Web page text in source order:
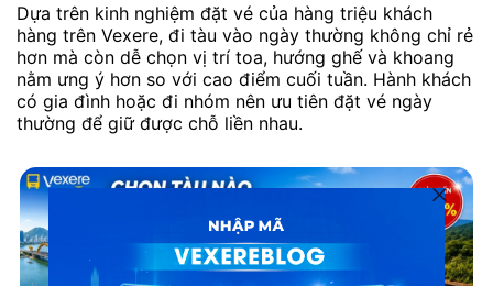
Dựa trên kinh nghiệm đặt vé của hàng triệu khách
hàng trên Vexere, đi tàu vào ngày thường không chỉ rẻ
hơn mà còn dễ chọn vị trí toa, hướng ghế và khoang
nằm ưng ý hơn so với cao điểm cuối tuần. Hành khách
có gia đình hoặc đi nhóm nên ưu tiên đặt vé ngày
thường để giữ được chỗ liền nhau.